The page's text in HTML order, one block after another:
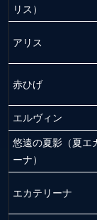
リス）
アリス
赤ひげ
エルヴィン
悠遠の夏影（夏エ
ーナ）
エカテリーナ